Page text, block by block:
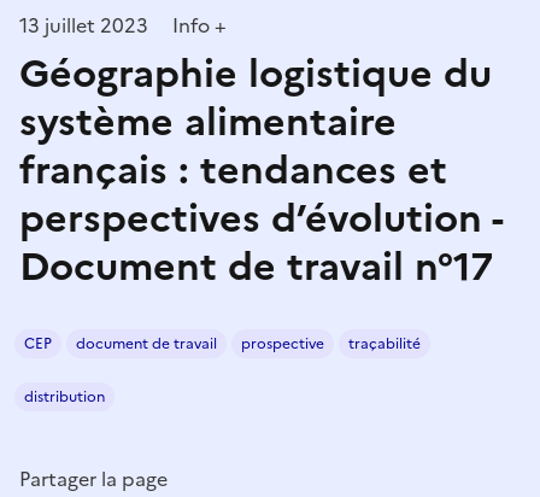
13 juillet 2023 Info +
Géographie logistique du
système alimentaire
français : tendances et
perspectives d’évolution -
Document de travail n°17
CEP document de travail prospective traçabilité
distribution
Partager la page